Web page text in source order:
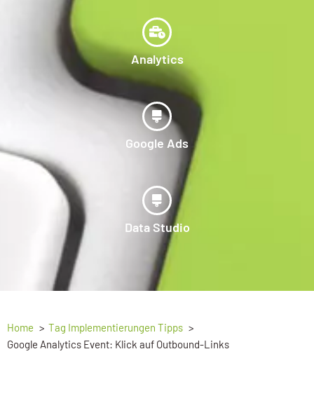
Analytics
Google Ads
Data Studio
Home
Tag Implementierungen Tipps
Google Analytics Event: Klick auf Outbound-Links